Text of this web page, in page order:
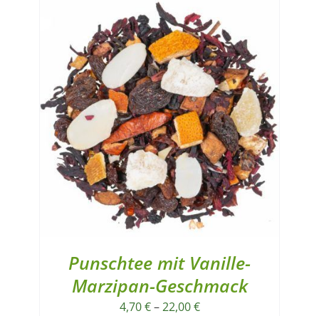
Punschtee mit Vanille-
Marzipan-Geschmack
4,70€–22,00€